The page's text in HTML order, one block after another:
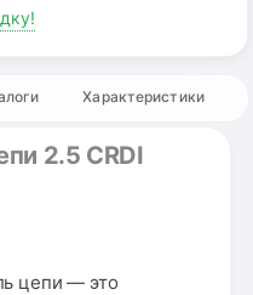
Характеристики
2.5 CRDI
цепи — это